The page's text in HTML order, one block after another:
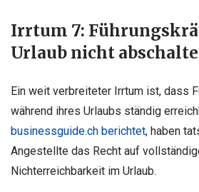
Irrtum 7:
Urlaub nicht
Ein weit verbreiteter Irrtum ist, dass
während ihres Urlaubs ständig
businessguide.ch berichtet, haben
Angestellte das Recht auf
Nichterreichbarkeit im Urlaub.